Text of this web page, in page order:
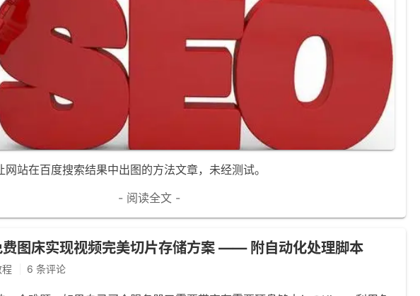
站在百度搜索结果中出图的方法文章，未经测试。
- 阅读全文 -
费图床实现视频完美切片存储方案 —— 附自动化处理脚本
程 6 条评论